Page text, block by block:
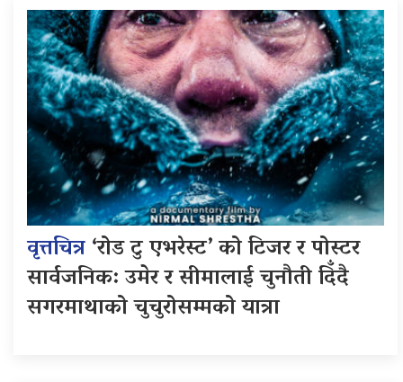
वृत्तचित्र‘रोड टु एभरेस्ट’ को टिजर र पोस्टर
सार्वजनिक: उमेर र सीमालाई चुनौती दिँदै
सगरमाथाको चुचुरोसम्मको यात्रा